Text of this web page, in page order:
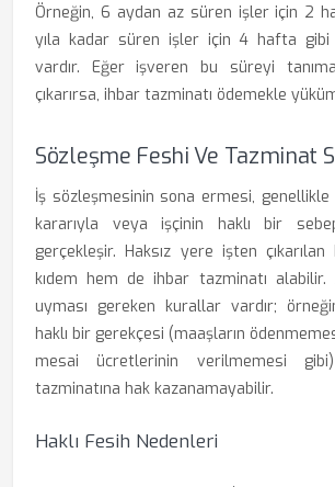
Örneğin, 6 aydan az süren işler için 2
yıla kadar süren işler için 4 hafta
vardır. Eğer işveren bu süreyi
çıkarırsa, ihbar tazminatı ödemekle
Sözleşme Feshi Ve Tazminat
İş sözleşmesinin sona ermesi, genellikle
kararıyla veya işçinin haklı bir
gerçekleşir. Haksız yere işten
kıdem hem de ihbar tazminatı alabilir.
uyması gereken kurallar vardır;
haklı bir gerekçesi (maaşların
mesai ücretlerinin verilmemesi
tazminatına hak kazanamayabilir.
Haklı Fesih Nedenleri